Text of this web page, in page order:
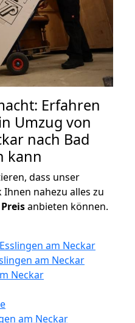
Erfahren
Umzug von
nach Bad
kann
dass unser
nahezu alles zu
Preisanbieten können.
am Neckar
am Neckar
Neckar
am Neckar